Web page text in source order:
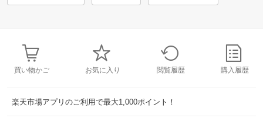
買い物かご お気に入り 閲覧履歴 購入履歴
楽天市場アプリのご利用で最大1,000ポイント！